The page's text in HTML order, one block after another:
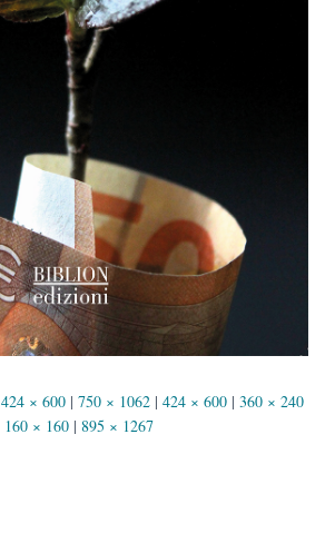
424 × 600 | 750 × 1062 | 424 × 600 | 360 × 240
160 × 160 | 895 × 1267